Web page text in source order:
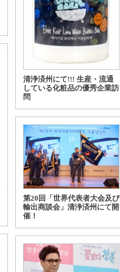
清浄済州にて!!! 生産・流通
している化粧品の優秀企業訪
問
第20回「世界代表者大会及び
輸出商談会」清浄済州にて開
催！